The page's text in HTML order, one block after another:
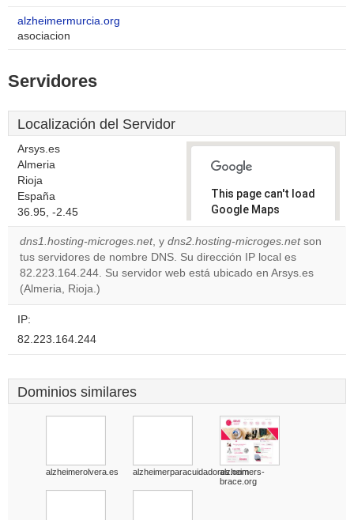
alzheimermurcia.org
asociacion
Servidores
Localización del Servidor
Arsys.es
Almeria
Rioja
España
36.95, -2.45
This page can't load
Google Maps
correctly.
Do you
own this
OK
dns1.hosting-microges.net, y dns2.hosting-microges.netson
tus servidores de nombre DNS. Su dirección IP local es
82.223.164.244. Su servidor web está ubicado en Arsys.es
(Almeria, Rioja.)
IP:
82.223.164.244
Dominios similares
alzheimerolvera.es alzheimerparacuidadores.com
alzheimers-
brace.org